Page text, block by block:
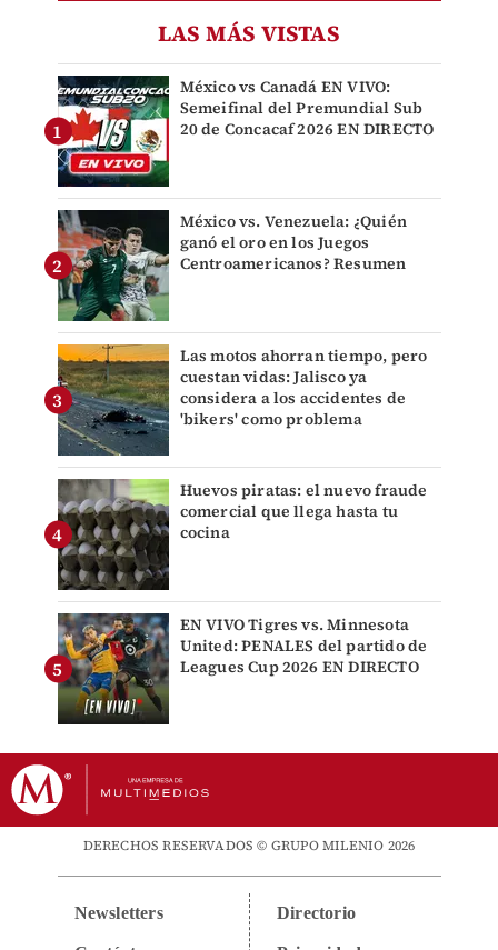
LAS MÁS VISTAS
México vs Canadá EN VIVO:
Semeifinal del Premundial Sub
20 de Concacaf 2026 EN DIRECTO
México vs. Venezuela: ¿Quién
ganó el oro en los Juegos
Centroamericanos? Resumen
Las motos ahorran tiempo, pero
cuestan vidas: Jalisco ya
considera a los accidentes de
'bikers' como problema
Huevos piratas: el nuevo fraude
comercial que llega hasta tu
cocina
EN VIVO Tigres vs. Minnesota
United: PENALES del partido de
Leagues Cup 2026 EN DIRECTO
DERECHOS RESERVADOS © GRUPO MILENIO 2026
Newsletters Directorio